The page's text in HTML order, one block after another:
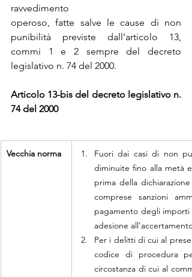
ravvedimento
operoso, fatte salve le cause di non
punibilità previste dall’articolo 13,
commi 1 e 2 sempre del decreto
legislativo n. 74 del 2000.
Articolo 13-bis del decreto legislativo n.
74 del 2000
Vecchia norma
Fuori dai casi di non
diminuite fino alla metà
prima della
comprese sanzioni
pagamento degli
adesione
Per i delitti di cui al
codice di procedura
circostanza di cui al